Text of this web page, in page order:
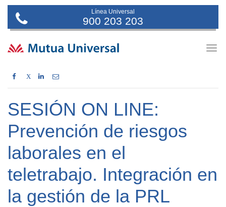
Línea Universal
900 203 203
X
SESIÓN ON LINE:
Prevención de riesgos
laborales en el
teletrabajo. Integración en
la gestión de la PRL